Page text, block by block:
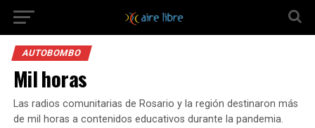
AUTOBOMBO
Mil horas
Las radios comunitarias de Rosario y la región destinaron más
de mil horas a contenidos educativos durante la pandemia.